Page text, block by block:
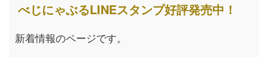
べじにゃぶるLINEスタンプ好評発売中！
新着情報のページです。